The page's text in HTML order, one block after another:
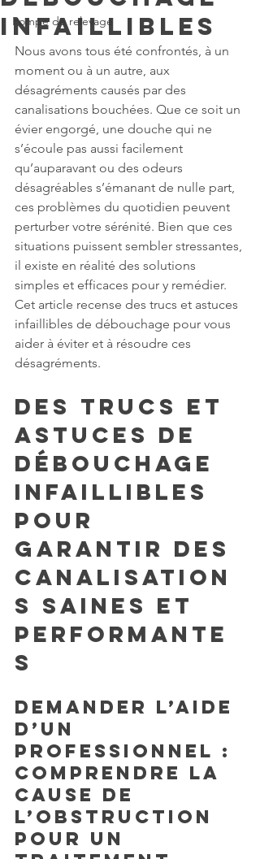
Pompe de relevage
infaillibles
Nous avons tous été confrontés, à un
moment ou à un autre, aux
désagréments causés par des
canalisations bouchées. Que ce soit un
évier engorgé, une douche qui ne
s’écoule pas aussi facilement
qu’auparavant ou des odeurs
désagréables s’émanant de nulle part,
ces problèmes du quotidien peuvent
perturber votre sérénité. Bien que ces
situations puissent sembler stressantes,
il existe en réalité des solutions
simples et efficaces pour y remédier.
Cet article recense des trucs et astuces
infaillibles de débouchage pour vous
aider à éviter et à résoudre ces
désagréments.
Des trucs et
astuces de
débouchage
infaillibles
pour
garantir des
canalisation
s saines et
performante
s
Demander l’aide
d’un
professionnel :
comprendre la
cause de
l’obstruction
pour un